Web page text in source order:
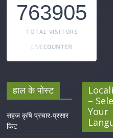
763905
TOTAL VISITORS
हाल के पोस्ट
सहज कृषि प्रचार-प्रसार
किट
–
Your